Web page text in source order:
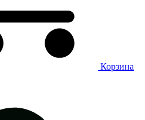
Корзина